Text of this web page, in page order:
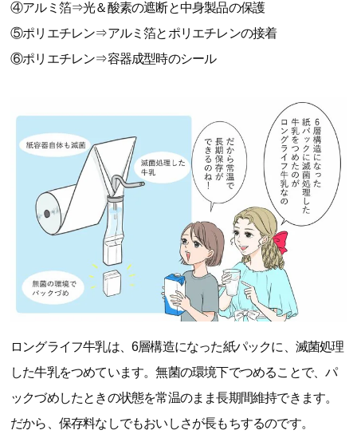
④アルミ箔⇒光＆酸素の遮断と中身製品の保護
⑤ポリエチレン⇒アルミ箔とポリエチレンの接着
⑥ポリエチレン⇒容器成型時のシール
ロングライフ牛乳は、6層構造になった紙パックに、滅菌処理
した牛乳をつめています。無菌の環境下でつめることで、パ
ックづめしたときの状態を常温のまま長期間維持できます。
だから、保存料なしでもおいしさが長もちするのです。